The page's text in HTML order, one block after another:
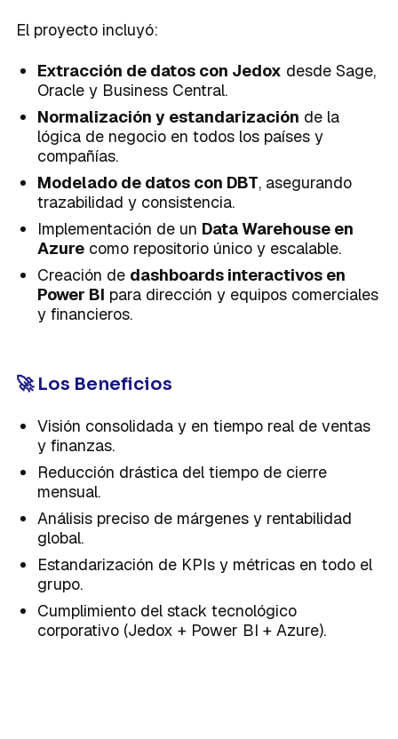
El proyecto incluyó:
Extracción de datos con Jedox desde Sage,
Oracle y Business Central.
Normalización y estandarización de la
lógica de negocio en todos los países y
compañías.
Modelado de datos con DBT, asegurando
trazabilidad y consistencia.
Implementación de un Data Warehouse en
Azure como repositorio único y escalable.
Creación de dashboards interactivos en
Power BI para dirección y equipos comerciales
y financieros.
🚀 Los Beneficios
Visión consolidada y en tiempo real de ventas
y finanzas.
Reducción drástica del tiempo de cierre
mensual.
Análisis preciso de márgenes y rentabilidad
global.
Estandarización de KPIs y métricas en todo el
grupo.
Cumplimiento del stack tecnológico
corporativo (Jedox + Power BI + Azure).